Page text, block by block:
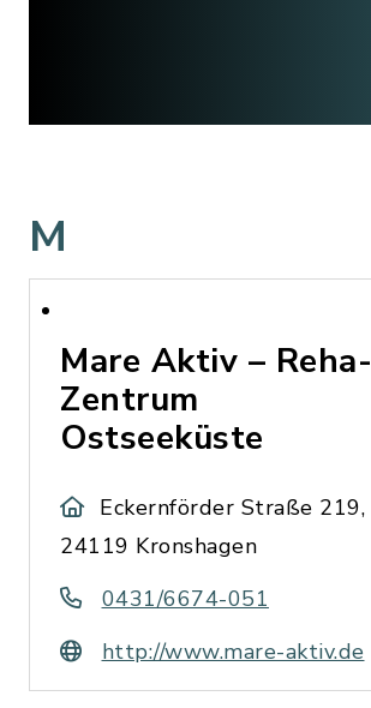
M
Mare Aktiv – Reha-
Zentrum
Ostseeküste
Eckernförder Straße 219,
24119 Kronshagen
0431/6674-051
http://www.mare-aktiv.de